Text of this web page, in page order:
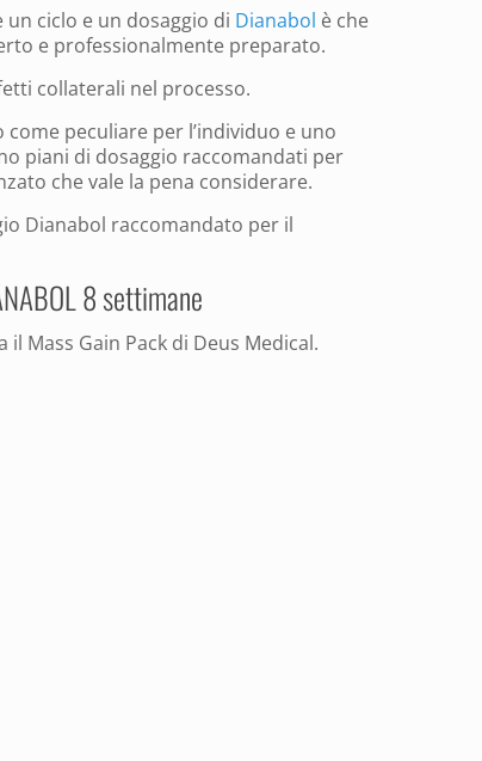
ciclo e un dosaggio di Dianabol è che
e professionalmente preparato.
collaterali nel processo.
peculiare per l’individuo e uno
piani di dosaggio raccomandati per
che vale la pena considerare.
Dianabol raccomandato per il
8 settimane
Mass Gain Pack di Deus Medical.